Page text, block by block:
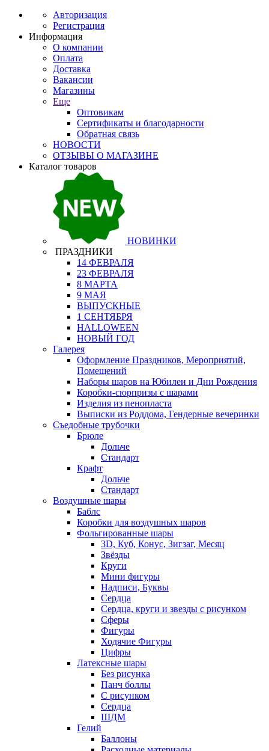
Авторизация
Регистрация
Информация
О компании
Оплата
Доставка
Вакансии
Магазины
Еще
Оптовикам
Сертификаты и благодарности
Обратная связь
НОВОСТИ
ОТЗЫВЫ О МАГАЗИНЕ
Каталог товаров
НОВИНКИ
ПРАЗДНИКИ
14 ФЕВРАЛЯ
23 ФЕВРАЛЯ
8 МАРТА
9 МАЯ
ВЫПУСКНЫЕ
1 СЕНТЯБРЯ
HALLOWEEN
НОВЫЙ ГОД
Галерея
Оформление Праздников, Мероприятий,
Помещений
Наборы шаров на Юбилеи и Дни Рождения
Коробки-сюрпризы с шарами
Изделия из пенопласта
Выписки из Роддома, Гендерные вечеринки
Съедобные трубочки
Брюле
Дольче
Стандарт
Крафт
Дольче
Стандарт
Воздушные шары
Баблс
Коробки для воздушных шаров
Фольгированные шары
3D, Куб, Конус, Зигзаг, Месяц
Звёзды
Круги
Мини фигуры
Надписи, Буквы
Сердца
Сердца, круги и звезды с рисунком
Сферы
Фигуры
Ходячие Фигуры
Цифры
Латексные шары
Без рисунка
Панч боллы
С рисунком
Сердца
ШДМ
Гелий
Баллоны